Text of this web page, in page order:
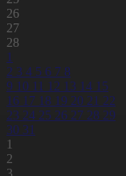
26
27
28
1
2 3 4 5 6 7 8
9 10 11 12 13 14 15
16 17 18 19 20 21 22
23 24 25 26 27 28 29
30 31
1
2
3